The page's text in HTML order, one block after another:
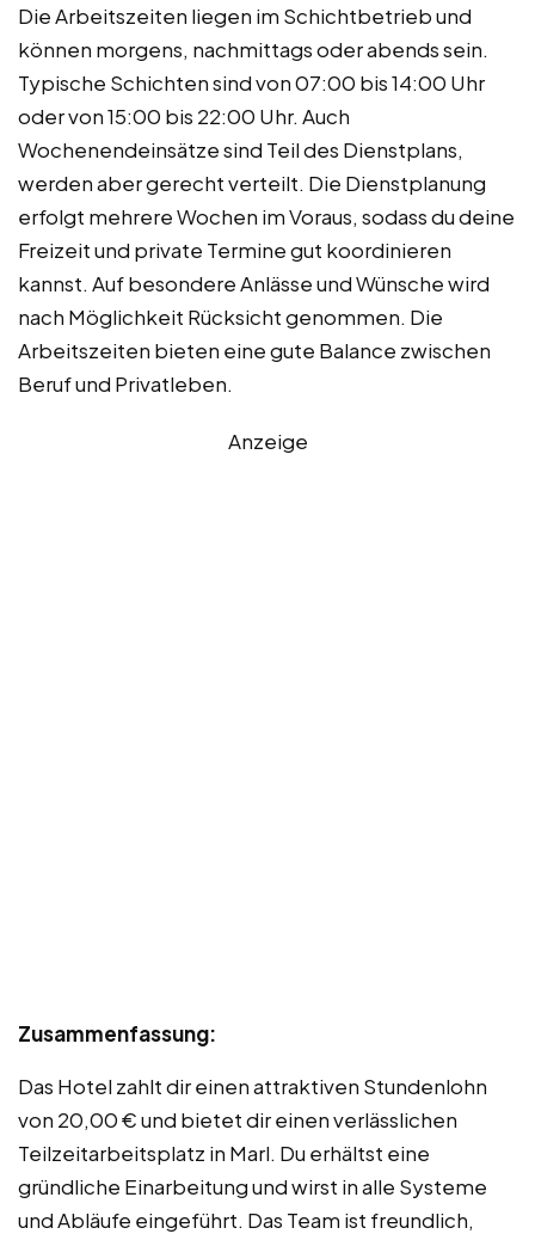
Die Arbeitszeiten liegen im Schichtbetrieb und
können morgens, nachmittags oder abends sein.
Typische Schichten sind von 07:00 bis 14:00 Uhr
oder von 15:00 bis 22:00 Uhr. Auch
Wochenendeinsätze sind Teil des Dienstplans,
werden aber gerecht verteilt. Die Dienstplanung
erfolgt mehrere Wochen im Voraus, sodass du deine
Freizeit und private Termine gut koordinieren
kannst. Auf besondere Anlässe und Wünsche wird
nach Möglichkeit Rücksicht genommen. Die
Arbeitszeiten bieten eine gute Balance zwischen
Beruf und Privatleben.
Anzeige
Zusammenfassung:
Das Hotel zahlt dir einen attraktiven Stundenlohn
von 20,00 € und bietet dir einen verlässlichen
Teilzeitarbeitsplatz in Marl. Du erhältst eine
gründliche Einarbeitung und wirst in alle Systeme
und Abläufe eingeführt. Das Team ist freundlich,